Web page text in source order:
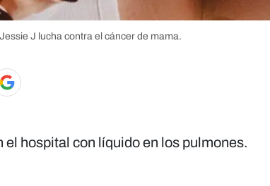
J lucha contra el cáncer de mama.
el hospital con líquido en los pulmones.